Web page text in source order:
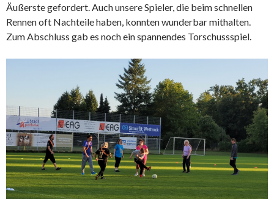
Äußerste gefordert. Auch unsere Spieler, die beim schnellen
Rennen oft Nachteile haben, konnten wunderbar mithalten.
Zum Abschluss gab es noch ein spannendes Torschussspiel.